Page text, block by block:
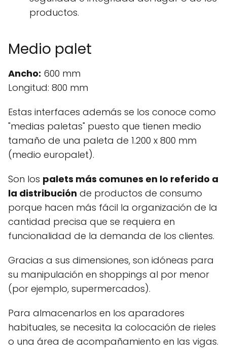
productos.
Medio palet
Ancho: 600 mm
Longitud: 800 mm
Estas interfaces además se los conoce como
"medias paletas" puesto que tienen medio
tamaño de una paleta de 1.200 x 800 mm
(medio europalet).
Son los palets más comunes en lo referido a
la distribución de productos de consumo
porque hacen más fácil la organización de la
cantidad precisa que se requiera en
funcionalidad de la demanda de los clientes.
Gracias a sus dimensiones, son idóneas para
su manipulación en shoppings al por menor
(por ejemplo, supermercados).
Para almacenarlos en los aparadores
habituales, se necesita la colocación de rieles
o una área de acompañamiento en las vigas.